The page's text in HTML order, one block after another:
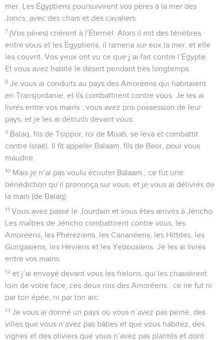
mer. Les Égyptiens poursuivirent vos pères à la mer des
Joncs, avec des chars et des cavaliers.
7 (Vos pères) crièrent à l’Éternel. Alors il mit des ténèbres
entre vous et les Égyptiens, il ramena sur eux la mer, et elle
les couvrit. Vos yeux ont vu ce que j’ai fait contre l’Égypte.
Et vous avez habité le désert pendant très longtemps.
8 Je vous ai conduits au pays des Amoréens qui habitaient
en Transjordanie, et ils combattirent contre vous. Je les ai
livrés entre vos mains ; vous avez pris possession de leur
pays, et je les ai détruits devant vous.
9 Balaq, fils de Tsippor, roi de Moab, se leva et combattit
contre Israël. Il fit appeler Balaam, fils de Beor, pour vous
maudire.
10 Mais je n’ai pas voulu écouter Balaam ; ce fut une
bénédiction qu’il prononça sur vous, et je vous ai délivrés de
la main (de Balaq).
11 Vous avez passé le Jourdain et vous êtes arrivés à Jéricho.
Les maîtres de Jéricho combattirent contre vous, les
Amoréens, les Phéréziens, les Cananéens, les Hittites, les
Guirgasiens, les Héviens et les Yebousiens. Je les ai livrés
entre vos mains
12 et j’ai envoyé devant vous les frelons, qui les chassèrent
loin de votre face, ces deux rois des Amoréens : ce ne fut ni
par ton épée, ni par ton arc.
13 Je vous ai donné un pays où vous n’avez pas peiné, des
villes que vous n’avez pas bâties et que vous habitez, des
vignes et des oliviers que vous n’avez pas plantés et dont